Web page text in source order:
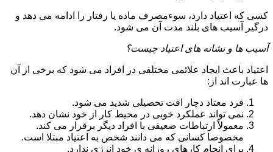
کسی که اعتیاد دارد، سوءمصرف ماده یا رفتار را ادامه می دهد و
درگیر آسیب های بلند مدت آن می شود.
آسیب ها و نشانه های اعتیاد چیست؟
اعتیاد باعث ایجاد علائمی مختلفی در افراد می شود که برخی از آن
ها عبارت اند از:
فرد معتاد دچار افت تحصیلی شدید می شود.
نمی تواند عملکرد خوبی در محیط کار از خود نشان دهد.
معمولاً ارتباطات ضعیفی با افراد دیگر برقرار می کند.
مخصوصا کسانی که می دانند شخص به اعتیاد مبتلا است.
برای انجام کارهای روزانه ی خود انرژی ندارد.